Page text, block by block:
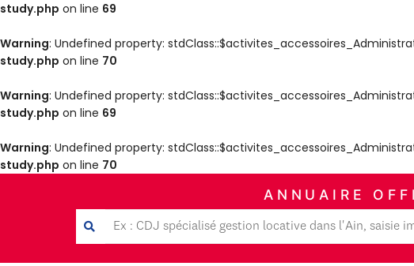
study.php on line 69
Warning: Undefined property:
study.php on line 70
Warning: Undefined property:
study.php on line 69
Warning: Undefined property:
study.php on line 70
ANNUAIRE